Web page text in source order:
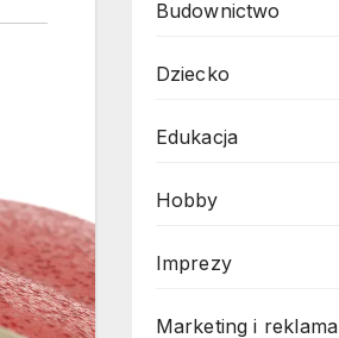
Budownictwo
Dziecko
Edukacja
Hobby
Imprezy
Marketing i reklama